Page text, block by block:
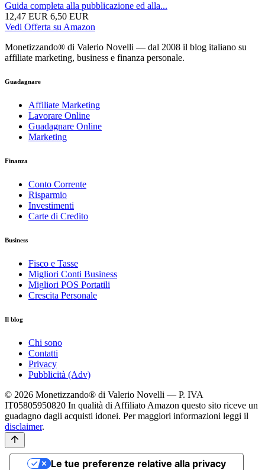
Guida completa alla pubblicazione ed alla...
12,47 EUR 6,50 EUR
Vedi Offerta su Amazon
Monetizzando® di Valerio Novelli — dal 2008 il blog italiano su
affiliate marketing, business e finanza personale.
Guadagnare
Affiliate Marketing
Lavorare Online
Guadagnare Online
Marketing
Finanza
Conto Corrente
Risparmio
Investimenti
Carte di Credito
Business
Fisco e Tasse
Migliori Conti Business
Migliori POS Portatili
Crescita Personale
Il blog
Chi sono
Contatti
Privacy
Pubblicità (Adv)
© 2026 Monetizzando® di Valerio Novelli — P. IVA
IT05805950820 In qualità di Affiliato Amazon questo sito riceve un
guadagno dagli acquisti idonei. Per maggiori informazioni leggi il
disclaimer.
Le tue preferenze relative alla privacy